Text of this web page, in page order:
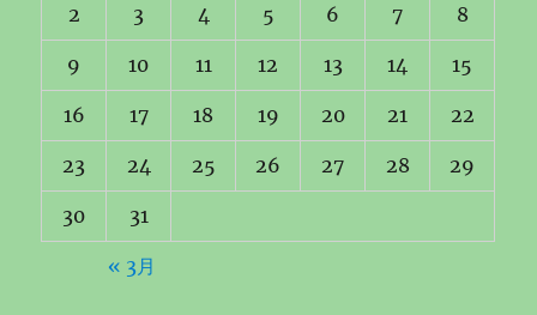
2 3 4 5 6 7 8
9 10 11 12 13 14 15
16 17 18 19 20 21 22
23 24 25 26 27 28 29
30 31
« 3月